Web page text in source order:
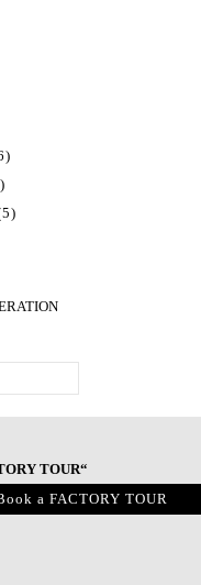
TOUR“
a FACTORY TOUR